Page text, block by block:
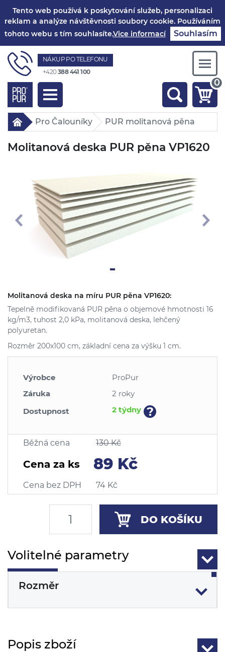
Tento web používá k poskytování služeb, personalizaci
reklam a analýze návštěvnosti soubory cookie. Používáním
tohoto webu s tím souhlasíte.Vice informací Souhlasím
NÁKUP PO TELEFONU
+420388 441 100
Toggle
navigation
0
Pro Čalouníky PUR molitanová pěna
Molitanová deska PUR pěna VP1620
Molitanová deska na míru PUR pěna VP1620:
Tepelně modifikovaná PUR pěna o objemové hmotnosti 16
kg/m3, tuhost 2,0 kPa, molitanová deska, lehčený
polyuretan.
Rozměr 200x100 cm, základní cena za výšku 1 cm.
Výrobce
ProPur
Záruka
2 roky
Dostupnost
2 týdny ?
Běžná cena 130 Kč
Cena za ks 89 Kč
Cena bez DPH 74 Kč
DO KOŠÍKU
Volitelné parametry
Rozměr
Popis zboží